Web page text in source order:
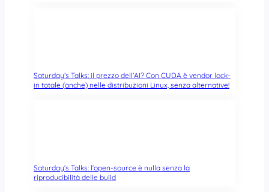
Saturday’s Talks: il prezzo dell’AI? Con CUDA è vendor lock-
in totale (anche) nelle distribuzioni Linux, senza alternative!
Saturday’s Talks: l’open-source è nulla senza la
riproducibilità delle build